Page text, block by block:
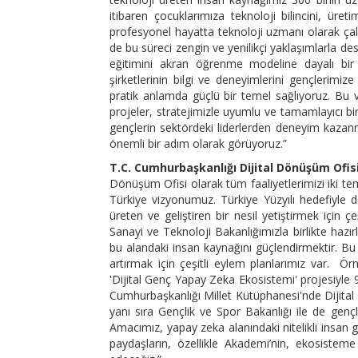
itibaren çocuklarımıza teknoloji bilincini,
profesyonel hayatta teknoloji uzmanı olarak
de bu süreci zengin ve yenilikçi yaklaşımlarla
eğitimini akran öğrenme modeline dayalı
şirketlerinin bilgi ve deneyimlerini
pratik anlamda güçlü bir temel sağlıyoruz. Bu
projeler, stratejimizle uyumlu ve tamamlayıcı
gençlerin sektördeki liderlerden deneyim
önemli bir adım olarak görüyoruz.”
T.C. Cumhurbaşkanlığı Dijital Dönüşüm
Dönüşüm Ofisi olarak tüm faaliyetlerimizi iki
Türkiye vizyonumuz. Türkiye Yüzyılı
üreten ve geliştiren bir nesil yetiştirmek için
Sanayi ve Teknoloji Bakanlığımızla birlikte
bu alandaki insan kaynağını güçlendirmektir.
artırmak için çeşitli eylem planlarımız var.
'Dijital Genç Yapay Zeka Ekosistemi'
Cumhurbaşkanlığı Millet Kütüphanesi'nde
yanı sıra Gençlik ve Spor Bakanlığı ile de
Amacımız, yapay zeka alanındaki nitelikli
paydaşların, özellikle Akademi’nin,